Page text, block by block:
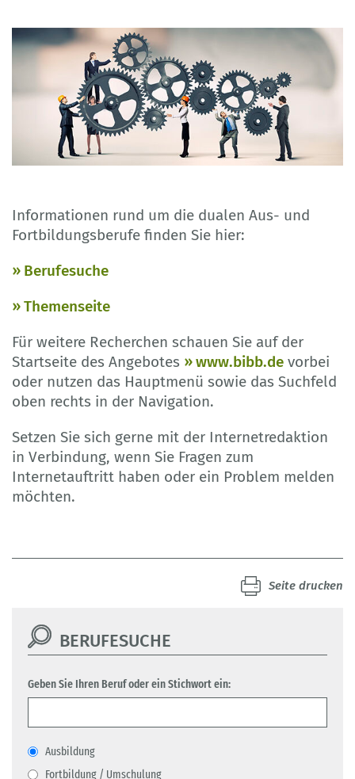
Informationen rund um die dualen Aus- und
Fortbildungsberufe finden Sie hier:
Berufesuche
Themenseite
Für weitere Recherchen schauen Sie auf der
Startseite des Angebotes
www.bibb.de vorbei
oder nutzen das Hauptmenü sowie das Suchfeld
oben rechts in der Navigation.
Setzen Sie sich gerne mit der Internetredaktion
in Verbindung, wenn Sie Fragen zum
Internetauftritt haben oder ein Problem melden
möchten.
Seite drucken
BERUFESUCHE
Geben Sie Ihren Beruf oder ein Stichwort ein:
Ausbildung
Fortbildung / Umschulung